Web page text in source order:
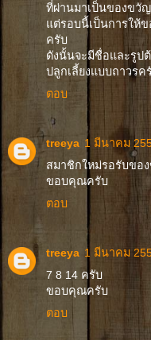
ที่ผ่านมาเป็นของขวั
แต่รอบนี้เป็นการให้
ครับ
ดังนั้นจะมีชื่อและรูป
ปลูกเลี้ยงแบบถาวรค
ตอบ
treeya 1 มีนาคม
สมาชิกใหม่รอรับขอ
ขอบคุณครับ
ตอบ
treeya 1 มีนาคม
7 8 14 ครับ
ขอบคุณครับ
ตอบ